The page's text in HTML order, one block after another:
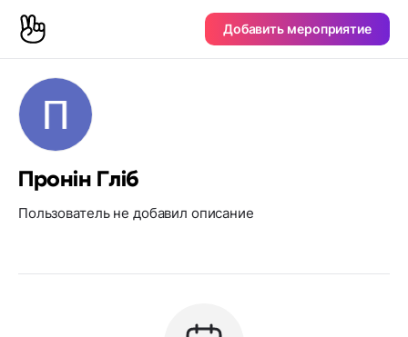
Добавить мероприятие
Пронін Гліб
Пользователь не добавил описание